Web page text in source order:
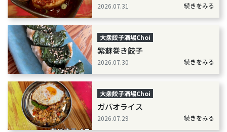
2026.07.31 続きをみる
大衆餃子酒場Choi
紫蘇巻き餃子
2026.07.30 続きをみる
大衆餃子酒場Choi
ガパオライス
2026.07.29 続きをみる